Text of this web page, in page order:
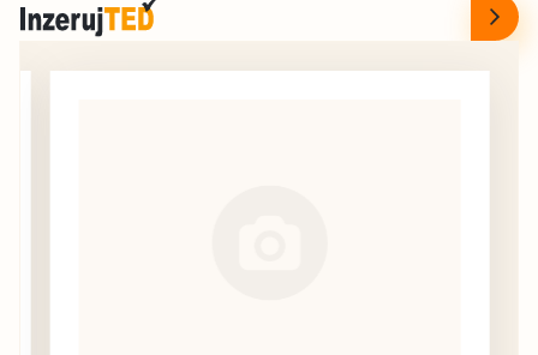
v Táboře. Začal
srpen a neděje se